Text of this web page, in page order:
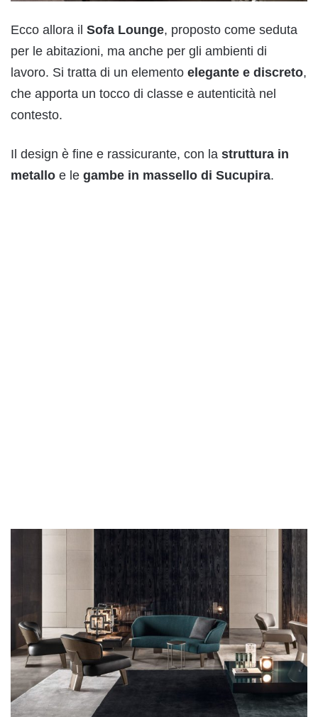
Ecco allora il Sofa Lounge, proposto come seduta
per le abitazioni, ma anche per gli ambienti di
lavoro. Si tratta di un elemento elegante e discreto,
che apporta un tocco di classe e autenticità nel
contesto.
Il design è fine e rassicurante, con la struttura in
metallo e le gambe in massello di Sucupira.